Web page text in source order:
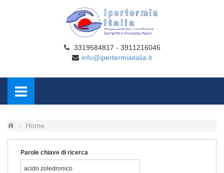
3319584817 - 3911216046
info@ipertermiaitalia.it
Home
Parole chiave di ricerca